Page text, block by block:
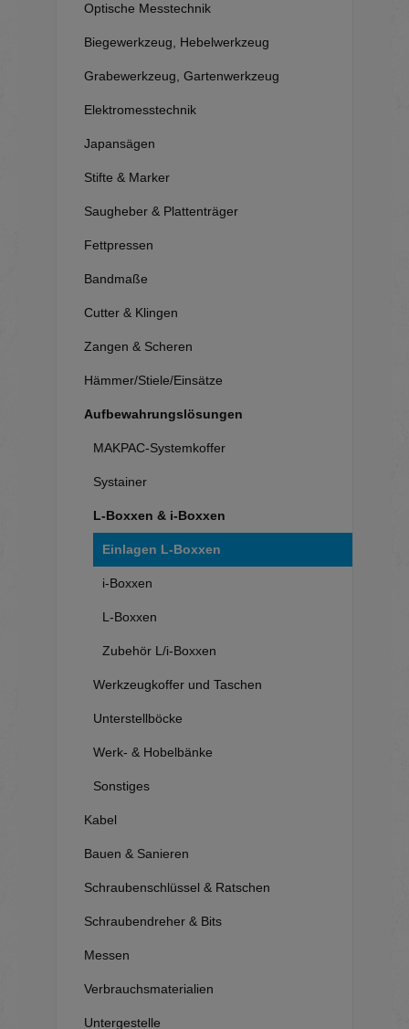
Optische Messtechnik
Biegewerkzeug, Hebelwerkzeug
Grabewerkzeug, Gartenwerkzeug
Elektromesstechnik
Japansägen
Stifte & Marker
Saugheber & Plattenträger
Fettpressen
Bandmaße
Cutter & Klingen
Zangen & Scheren
Hämmer/Stiele/Einsätze
Aufbewahrungslösungen
MAKPAC-Systemkoffer
Systainer
L-Boxxen & i-Boxxen
Einlagen L-Boxxen
i-Boxxen
L-Boxxen
Zubehör L/i-Boxxen
Werkzeugkoffer und Taschen
Unterstellböcke
Werk- & Hobelbänke
Sonstiges
Kabel
Bauen & Sanieren
Schraubenschlüssel & Ratschen
Schraubendreher & Bits
Messen
Verbrauchsmaterialien
Untergestelle